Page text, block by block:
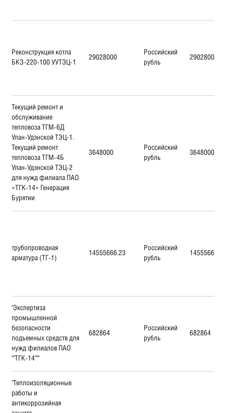
Реконструкция котла
БКЗ-220-100 УУТЭЦ-1
29028000
Российский
рубль
29028000
Текущий ремонт и
обслуживание
тепловоза ТГМ-6Д
Улан-Удэнской ТЭЦ-1.
Текущий ремонт
тепловоза ТГМ-4Б
Улан-Удэнской ТЭЦ-2
для нужд филиала ПАО
«ТГК-14» Генерация
Бурятии
3648000
Российский
рубль
3648000
трубопроводная
арматура (ТГ-1)
14555666.23
Российский
рубль
"Экспертиза
промышленной
безопасности
подъемных средств для
нужд филиалов ПАО
""ТГК-14"""
682864
Российский
рубль
682864
"Теплоизоляционные
работы и
антикоррозийная